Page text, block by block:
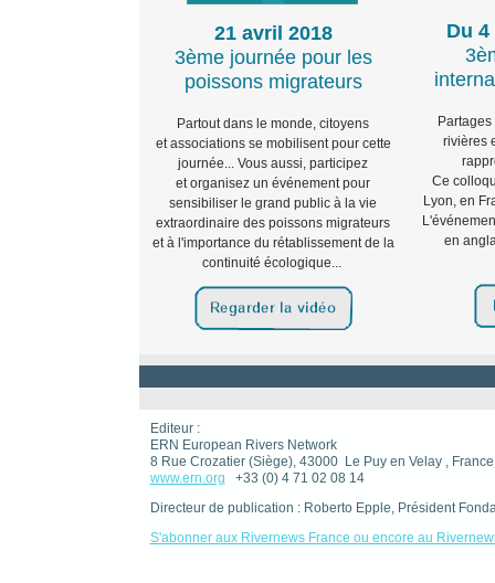
21 avril 2018
3ème journée pour les
poissons migrateurs
Partout dans le monde, citoyens
et associations se mobilisent pour cette
journée... Vous aussi, participez
et organisez un événement pour
sensibiliser le grand public à la vie
extraordinaire des poissons migrateurs
et à l'importance du rétablissement de la
continuité écologique...
Du
rivières
Ce
Lyon, en
en
Editeur :
ERN European Rivers Network
8 Rue Crozatier (Siège), 43000 Le Puy en Velay , France
www.ern.org
+33 (0) 4 71 02 08 14
Directeur de publication : Roberto Epple, Président
S'abonner aux Rivernews France ou encore au